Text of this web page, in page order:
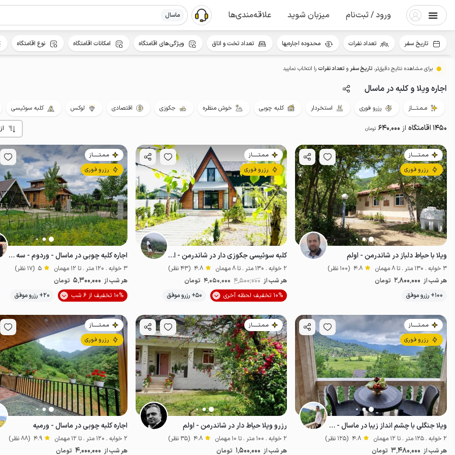
ورود / ثبت‌نام میزبان شوید علاقه‌مندی‌ها ماسال
برای مشاهده نتایج دقیق‌تر، تاریخ سفرو تعداد نفراترا انتخاب نمایید
اجاره ویلا و کلبه در ماسال
مـمـتــــاز رزرو فوری استخردار کلبه چوبی خوش منظره جکوزی اقتصادی لوکس کلبه سوئیسی
1450 اقامتگاه از 640٬000 تومان
مـمـتــــــاز
رزرو فوری
ویلا با حیاط دلباز در شاندرمن - اولم
3 خوابه . 130 متر . تا 8 مهمان 4.8 (100 نظر)
هر شب از 2٬800٬000 تومان
100+ رزرو موفق
ضدعفونی‌شده پت‌نواز مناسب توان‌یاب موقعیت در نقشه
مـمـتــــــاز
رزرو فوری
کلبه سوئیسی جکوزی دار در شاندرمن - اولم
2 خوابه . 130 متر . تا 8 مهمان 4.8 (43 نظر)
هر شب از 4٬500٬000 4٬050٬000 تومان
10% تخفیف لحظه آخری
50+ رزرو موفق موقعیت در نقشه
مـمـتــــــاز
رزرو فوری
اجاره کلبه چوبی در ماسال - وردوم - سه خوابه
3 خوابه . 120 متر . تا 12 مهمان 5 (17 نظر)
هر شب از 5٬300٬000 تومان
10% تخفیف از 6 شب
20+ رزرو موفق
مـمـتــــــاز
رزرو فوری
ویلا جنگلی با چشم انداز زیبا در ماسال - ورمیه
2 خوابه . 125 متر . تا 12 مهمان 4.8 (125 نظر)
هر شب از 3٬480٬000 تومان
مـمـتــــــاز
رزرو ویلا حیاط دار در شاندرمن - اولم
2 خوابه . 100 متر . تا 10 مهمان 4.8 (35 نظر)
هر شب از 1٬500٬000 تومان
مـمـتــــــاز
رزرو فوری
اجاره کلبه چوبی در ماسال - ورمیه
2 خوابه . 120 متر . تا 12 مهمان 4.9 (88 نظر)
هر شب از 4٬000٬000 تومان
تاریخ سفر تعداد نفرات محدوده اجاره‌بها تعداد تخت و اتاق ویژگی‌های اقامتگاه امکانات اقامتگاه نوع اقامتگاه